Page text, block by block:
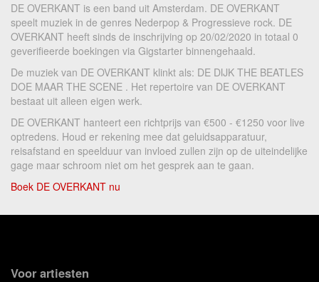
DE OVERKANT is een band uit Amsterdam. DE OVERKANT
speelt muziek in de genres Nederpop & Progressieve rock. DE
OVERKANT heeft sinds de inschrijving op 20/02/2020 in totaal 0
geverifieerde boekingen via Gigstarter binnengehaald.
De muziek van DE OVERKANT klinkt als: DE DIJK THE BEATLES
DOE MAAR THE SCENE . Het repertoire van DE OVERKANT
bestaat uit alleen eigen werk.
DE OVERKANT hanteert een richtprijs van €500 - €1250 voor live
optredens. Houd er rekening mee dat geluidsapparatuur,
reisafstand en speelduur van invloed zullen zijn op de uiteindelijke
gage maar schroom niet om het gesprek aan te gaan.
Boek DE OVERKANT nu
Voor artiesten